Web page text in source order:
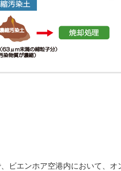
ビエンホア空港内において、オ